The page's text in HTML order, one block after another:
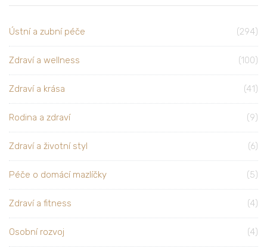
Ústní a zubní péče (294)
Zdraví a wellness (100)
Zdraví a krása (41)
Rodina a zdraví (9)
Zdraví a životní styl (6)
Péče o domácí mazlíčky (5)
Zdraví a fitness (4)
Osobní rozvoj (4)